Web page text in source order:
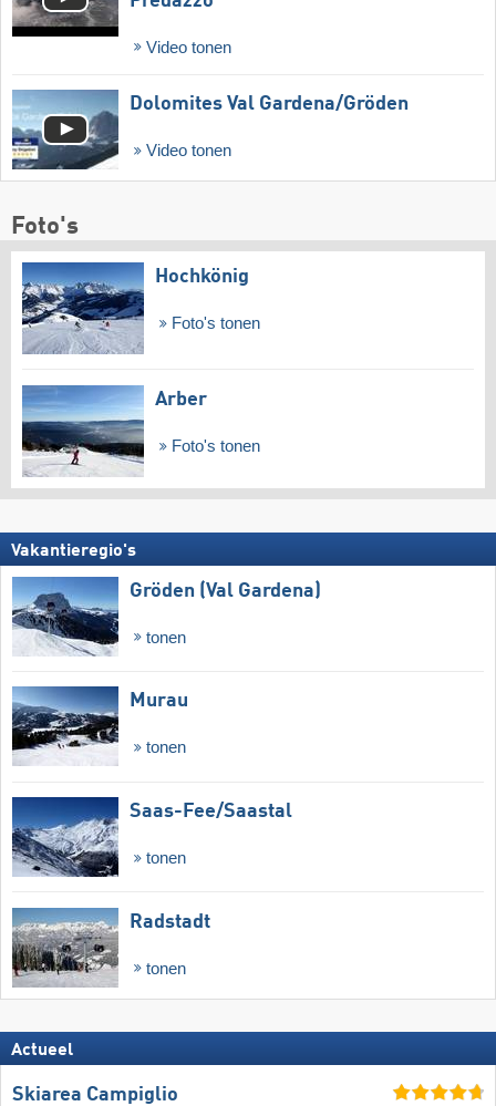
Video tonen
Dolomites Val Gardena/​Gröden
Video tonen
Foto's
Hochkönig
Foto's tonen
Arber
Foto's tonen
Vakantieregio's
Gröden (Val Gardena)
tonen
Murau
tonen
Saas-Fee/​Saastal
tonen
Radstadt
tonen
Actueel
Skiarea Campiglio